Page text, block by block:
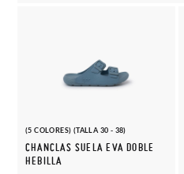
(5 COLORES) (TALLA 30 - 38)
CHANCLAS SUELA EVA DOBLE
HEBILLA